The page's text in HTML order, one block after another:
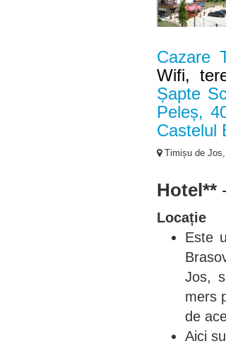
Cazare
Wifi,
Șapte
Peleș,
Castelul
Timișu de
Hotel**
Locație
Este
Jos,
mers
de
Aici